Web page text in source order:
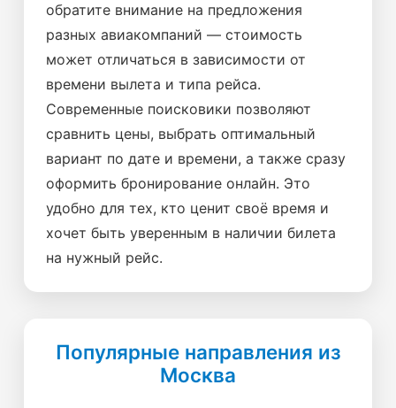
обратите внимание на предложения
разных авиакомпаний — стоимость
может отличаться в зависимости от
времени вылета и типа рейса.
Современные поисковики позволяют
сравнить цены, выбрать оптимальный
вариант по дате и времени, а также сразу
оформить бронирование онлайн. Это
удобно для тех, кто ценит своё время и
хочет быть уверенным в наличии билета
на нужный рейс.
Популярные направления из
Москва